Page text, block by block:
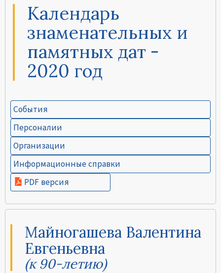
Календарь
знаменательных и
памятных дат -
2020 год
События
Персоналии
Организации
Информационные справки
PDF версия
Майногашева Валентина
Евгеньевна
(к 90-летию)